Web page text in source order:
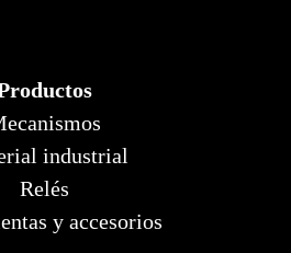
industrial
Relés
y accesorios